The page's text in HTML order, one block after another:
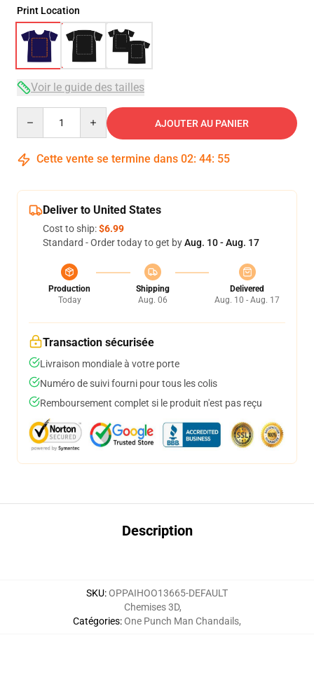
Print Location
Voir le guide des tailles
AJOUTER AU PANIER
Cette vente se termine dans 02: 44: 54
Deliver to United States
Cost to ship:$6.99
Standard - Order today to get byAug. 10 - Aug. 17
Production
Today
Shipping
Aug. 06
Delivered
Aug. 10 - Aug. 17
Transaction sécurisée
Livraison mondiale à votre porte
Numéro de suivi fourni pour tous les colis
Remboursement complet si le produit n'est pas reçu
Description
SKU:OPPAIHOO13665-DEFAULT
Catégories:
Chemises 3D,
One Punch Man Chandails,